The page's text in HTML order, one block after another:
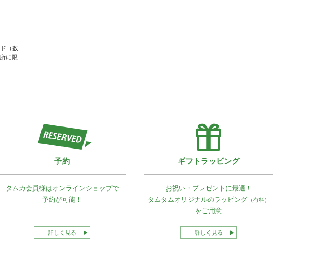
（数
に限
予約
タムカ会員様はオンラインショップで
予約が可能！
詳しく見る
ギフトラッピング
お祝い・プレゼントに最適！
タムタムオリジナルのラッピング （有料）
をご用意
詳しく見る